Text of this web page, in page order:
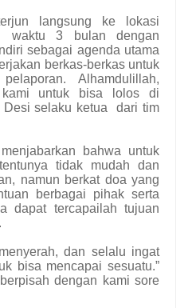
langsung ke lokasi
waktu 3 bulan dengan
sebagai agenda utama
berkas-berkas untuk
Alhamdulillah,
untuk bisa lolos di
Desi selaku ketua dari tim
bahwa untuk
tidak mudah dan
namun berkat doa yang
berbagai pihak serta
dapat tercapailah tujuan
dan selalu ingat
bisa mencapai sesuatu.”
dengan kami sore